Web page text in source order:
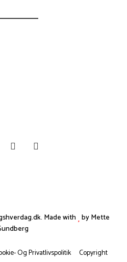
Og Privatlivspolitik Copyright
Made with by Mette